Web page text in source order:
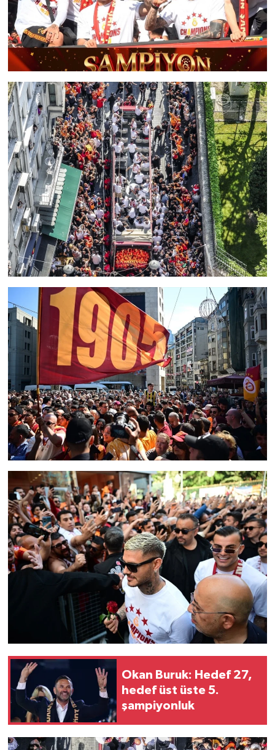
Okan Buruk: Hedef 27,
hedef üst üste 5.
şampiyonluk